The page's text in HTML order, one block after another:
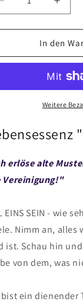
Verringere
die
Menge
Lebensessenz
die
für
Einheit
10ml
In den
Weitere
erlöse alte
Vereinigung!"
EINS SEIN - wie
Nimm an, alles
ist. Schau hin
von dem, was
ein dienender